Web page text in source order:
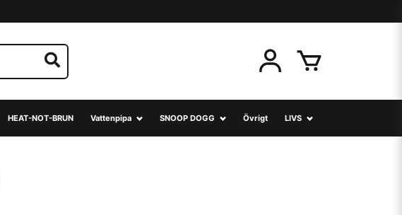
HEAT-NOT-BRUN Vattenpipa SNOOP DOGG Övrigt LIVS